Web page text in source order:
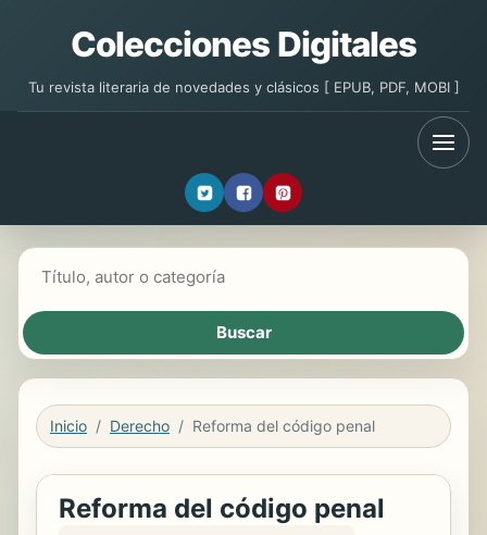
Colecciones Digitales
Tu revista literaria de novedades y clásicos [ EPUB, PDF, MOBI ]
Inicio Derecho Reforma del código penal
Reforma del código penal